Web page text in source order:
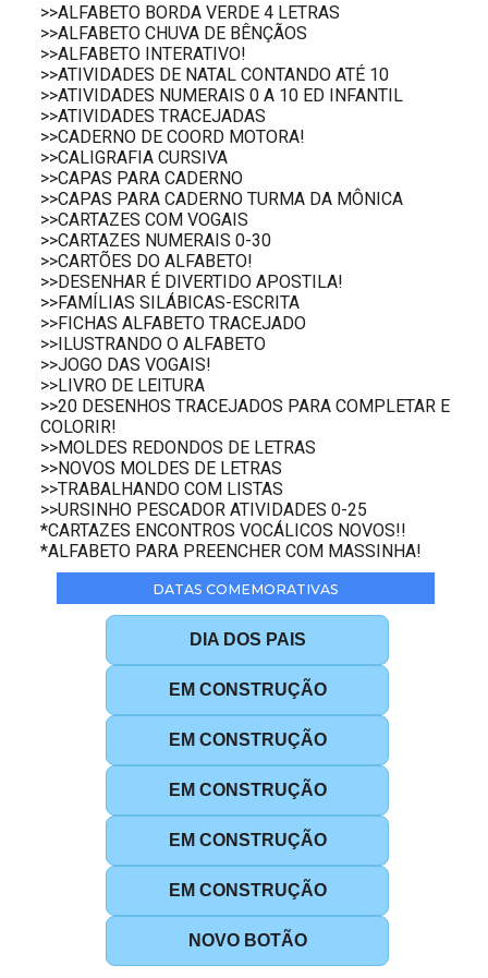
>>ALFABETO BORDA VERDE 4 LETRAS
>>ALFABETO CHUVA DE BÊNÇÃOS
>>ALFABETO INTERATIVO!
>>ATIVIDADES DE NATAL CONTANDO ATÉ 10
>>ATIVIDADES NUMERAIS 0 A 10 ED INFANTIL
>>ATIVIDADES TRACEJADAS
>>CADERNO DE COORD MOTORA!
>>CALIGRAFIA CURSIVA
>>CAPAS PARA CADERNO
>>CAPAS PARA CADERNO TURMA DA MÔNICA
>>CARTAZES COM VOGAIS
>>CARTAZES NUMERAIS 0-30
>>CARTÕES DO ALFABETO!
>>DESENHAR É DIVERTIDO APOSTILA!
>>FAMÍLIAS SILÁBICAS-ESCRITA
>>FICHAS ALFABETO TRACEJADO
>>ILUSTRANDO O ALFABETO
>>JOGO DAS VOGAIS!
>>LIVRO DE LEITURA
>>20 DESENHOS TRACEJADOS PARA COMPLETAR E
COLORIR!
>>MOLDES REDONDOS DE LETRAS
>>NOVOS MOLDES DE LETRAS
>>TRABALHANDO COM LISTAS
>>URSINHO PESCADOR ATIVIDADES 0-25
*CARTAZES ENCONTROS VOCÁLICOS NOVOS!!
*ALFABETO PARA PREENCHER COM MASSINHA!
DATAS COMEMORATIVAS
DIA DOS PAIS
EM CONSTRUÇÃO
EM CONSTRUÇÃO
EM CONSTRUÇÃO
EM CONSTRUÇÃO
EM CONSTRUÇÃO
NOVO BOTÃO